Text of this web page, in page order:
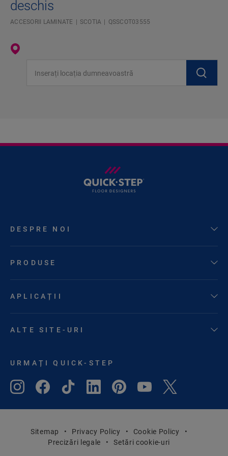
deschis
ACCESORII LAMINATE SCOTIA QSSCOT03555
DESPRE NOI
PRODUSE
APLICAȚII
ALTE SITE-URI
URMAȚI QUICK-STEP
Sitemap Privacy Policy
Cookie Policy
Precizări legale
Setări cookie-uri